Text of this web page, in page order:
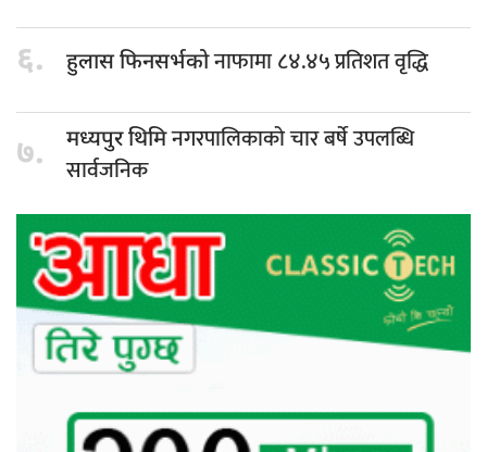
६. हुलास फिनसर्भकोनाफामा ८४.४५ प्रतिशत वृद्धि
७. मध्यपुर थिमिनगरपालिकाको चार बर्षे उपलब्धि
सार्वजनिक